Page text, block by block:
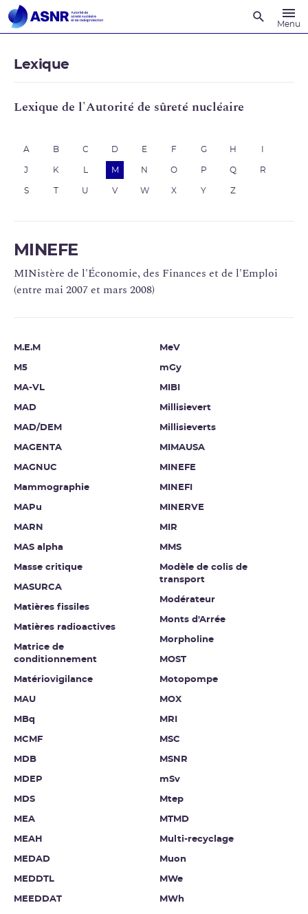
Menu
Lexique
Lexique de l'Autorité de sûreté nucléaire
A B C D E F G H
J K M N O P Q R
S U V W X Y Z
MINEFE
MINistère de l'Économie, des Finances et de l'Emploi
(entre mai 2007 et mars 2008)
M.E.M
M5
MA-VL
MAD
MAD/DEM
MAGENTA
MAGNUC
Mammographie
MAPu
MARN
MAS alpha
Masse critique
MASURCA
Matières fissiles
Matières radioactives
Matrice de
conditionnement
Matériovigilance
MAU
MBq
MCMF
MDB
MDEP
MDS
MEA
MEAH
MEDAD
MEDDTL
MEEDDAT
MeV
mGy
MIBI
Millisievert
Millisieverts
MIMAUSA
MINEFE
MINEFI
MINERVE
MIR
MMS
Modèle de colis de
transport
Modérateur
Monts d'Arrée
Morpholine
MOST
Motopompe
MOX
MRI
MSC
MSNR
mSv
Mtep
MTMD
Multi-recyclage
Muon
MWe
MWh